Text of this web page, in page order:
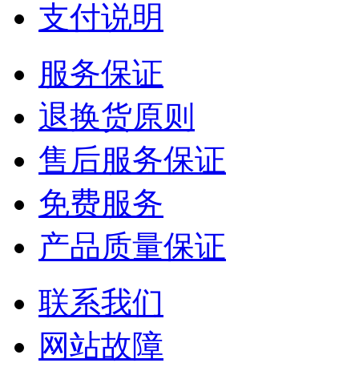
支付说明
服务保证
退换货原则
售后服务保证
免费服务
产品质量保证
联系我们
网站故障